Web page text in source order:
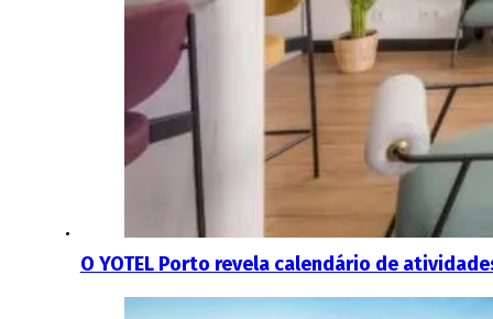
O YOTEL Porto revela calendário de